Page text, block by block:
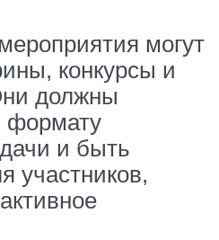
могут
конкурсы и
должны
формату
и быть
участников,